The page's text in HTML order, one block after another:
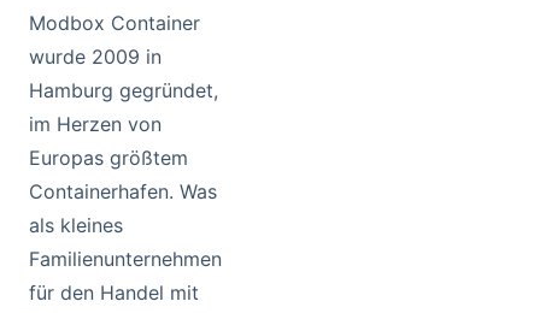
Modbox Container
wurde 2009 in
Hamburg gegründet,
im Herzen von
Europas größtem
Containerhafen. Was
als kleines
Familienunternehmen
für den Handel mit